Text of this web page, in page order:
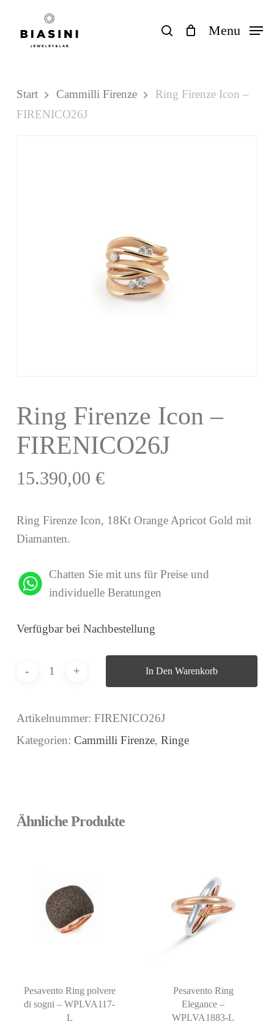
search Menu
Einkaufswagen
Close
Cart
Start Cammilli Firenze
Ring Firenze Icon –
FIRENICO26J
Ring Firenze Icon –
FIRENICO26J
15.390,00 €
Ring Firenze Icon, 18Kt Orange Apricot Gold mit
Diamanten.
Chatten Sie mit uns für Preise und
individuelle Beratungen
Verfügbar bei Nachbestellung
In Den Warenkorb
Artikelnummer: FIRENICO26J
Kategorien: Cammilli Firenze, Ringe
Ähnliche Produkte
Pesavento Ring polvere
di sogni – WPLVA117-
L
Pesavento Ring
Elegance –
WPLVA1883-L